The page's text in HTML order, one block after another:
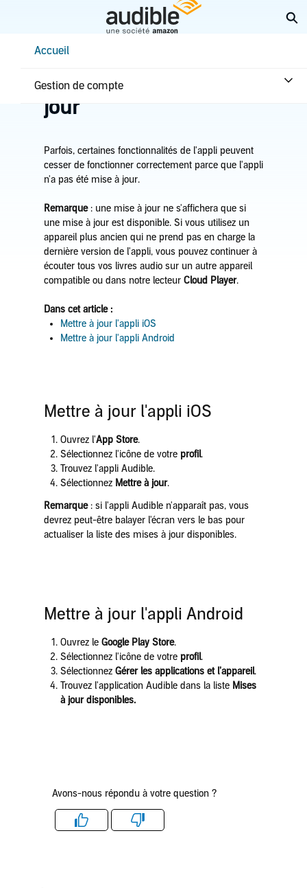
principalAccueil
Gestion de compte
Accueil
L’appli doit être mise à
jour
Parfois, certaines fonctionnalités de l'appli peuvent
cesser de fonctionner correctement parce que l'appli
n'a pas été mise à jour.
Remarque : une mise à jour ne s'affichera que si
une mise à jour est disponible. Si vous utilisez un
appareil plus ancien qui ne prend pas en charge la
dernière version de l'appli, vous pouvez continuer à
écouter tous vos livres audio sur un autre appareil
compatible ou dans notre lecteurCloud Player.
Dans cet article :
Mettre à jour l'appli iOS
Mettre à jour l'appli Android
Mettre à jour l'appli iOS
Ouvrez l'App Store.
Sélectionnez l'icône de votre profil.
Trouvez l'appli Audible.
Sélectionnez Mettre à jour.
Remarque : si l'appli Audible n'apparaît pas, vous
devrez peut-être balayer l'écran vers le bas pour
actualiser la liste des mises à jour disponibles.
Mettre à jour l'appli Android
Ouvrez le Google Play Store.
Sélectionnez l'icône de votre profil.
Sélectionnez Gérer les applications et l’appareil.
Trouvez l'application Audible dans la liste Mises
à jour disponibles.
Avons-nous répondu à votre question ?
Like Dislike